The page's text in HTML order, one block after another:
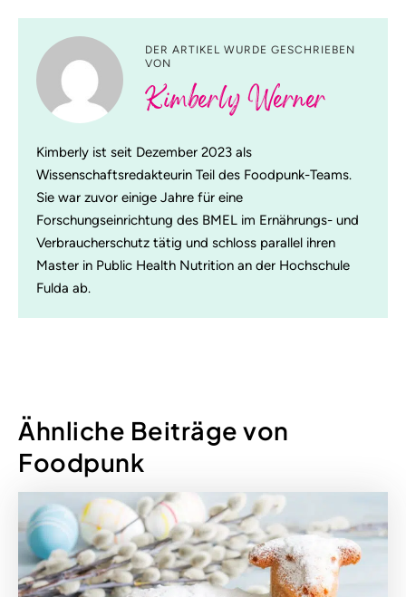
DER ARTIKEL WURDE GESCHRIEBEN
VON
Kimberly Werner
Kimberly ist seit Dezember 2023 als
Wissenschaftsredakteurin Teil des Foodpunk-Teams.
Sie war zuvor einige Jahre für eine
Forschungseinrichtung des BMEL im Ernährungs- und
Verbraucherschutz tätig und schloss parallel ihren
Master in Public Health Nutrition an der Hochschule
Fulda ab.
Ähnliche Beiträge von
Foodpunk